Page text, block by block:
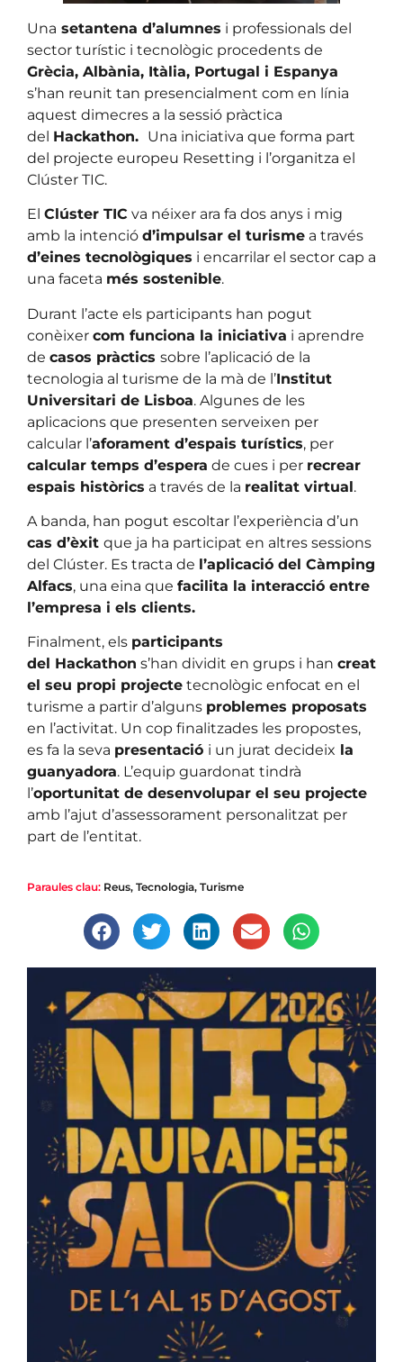
Una setantena d’alumnes i professionals del
sector turístic i tecnològic procedents de
Grècia, Albània, Itàlia, Portugal i Espanya
s’han reunit tan presencialment com en línia
aquest dimecres a la sessió pràctica
del Hackathon. Una iniciativa que forma part
del projecte europeu Resetting i l’organitza el
Clúster TIC.
El Clúster TIC va néixer ara fa dos anys i mig
amb la intenció d’impulsar el turisme a través
d’eines tecnològiques i encarrilar el sector cap a
una faceta més sostenible.
Durant l’acte els participants han pogut
conèixer com funciona la iniciativa i aprendre
de casos pràctics sobre l’aplicació de la
tecnologia al turisme de la mà de l’Institut
Universitari de Lisboa. Algunes de les
aplicacions que presenten serveixen per
calcular l’aforament d’espais turístics, per
calcular temps d’espera de cues i per recrear
espais històrics a través de la realitat virtual.
A banda, han pogut escoltar l’experiència d’un
cas d’èxit que ja ha participat en altres sessions
del Clúster. Es tracta de l’aplicació del Càmping
Alfacs, una eina que facilita la interacció entre
l’empresa i els clients.
Finalment, els participants
del Hackathon s’han dividit en grups i han creat
el seu propi projecte tecnològic enfocat en el
turisme a partir d’alguns problemes proposats
en l’activitat. Un cop finalitzades les propostes,
es fa la seva presentació i un jurat decideix la
guanyadora. L’equip guardonat tindrà
l’oportunitat de desenvolupar el seu projecte
amb l’ajut d’assessorament personalitzat per
part de l’entitat.
Paraules clau: Reus, Tecnologia, Turisme